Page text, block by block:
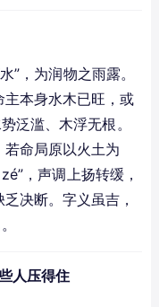
”，为润物之雨露。
本身水木已旺，或
泛滥、木浮无根。
命局原以火土为
，声调上扬转缓，
决断。字义虽吉，
人压得住